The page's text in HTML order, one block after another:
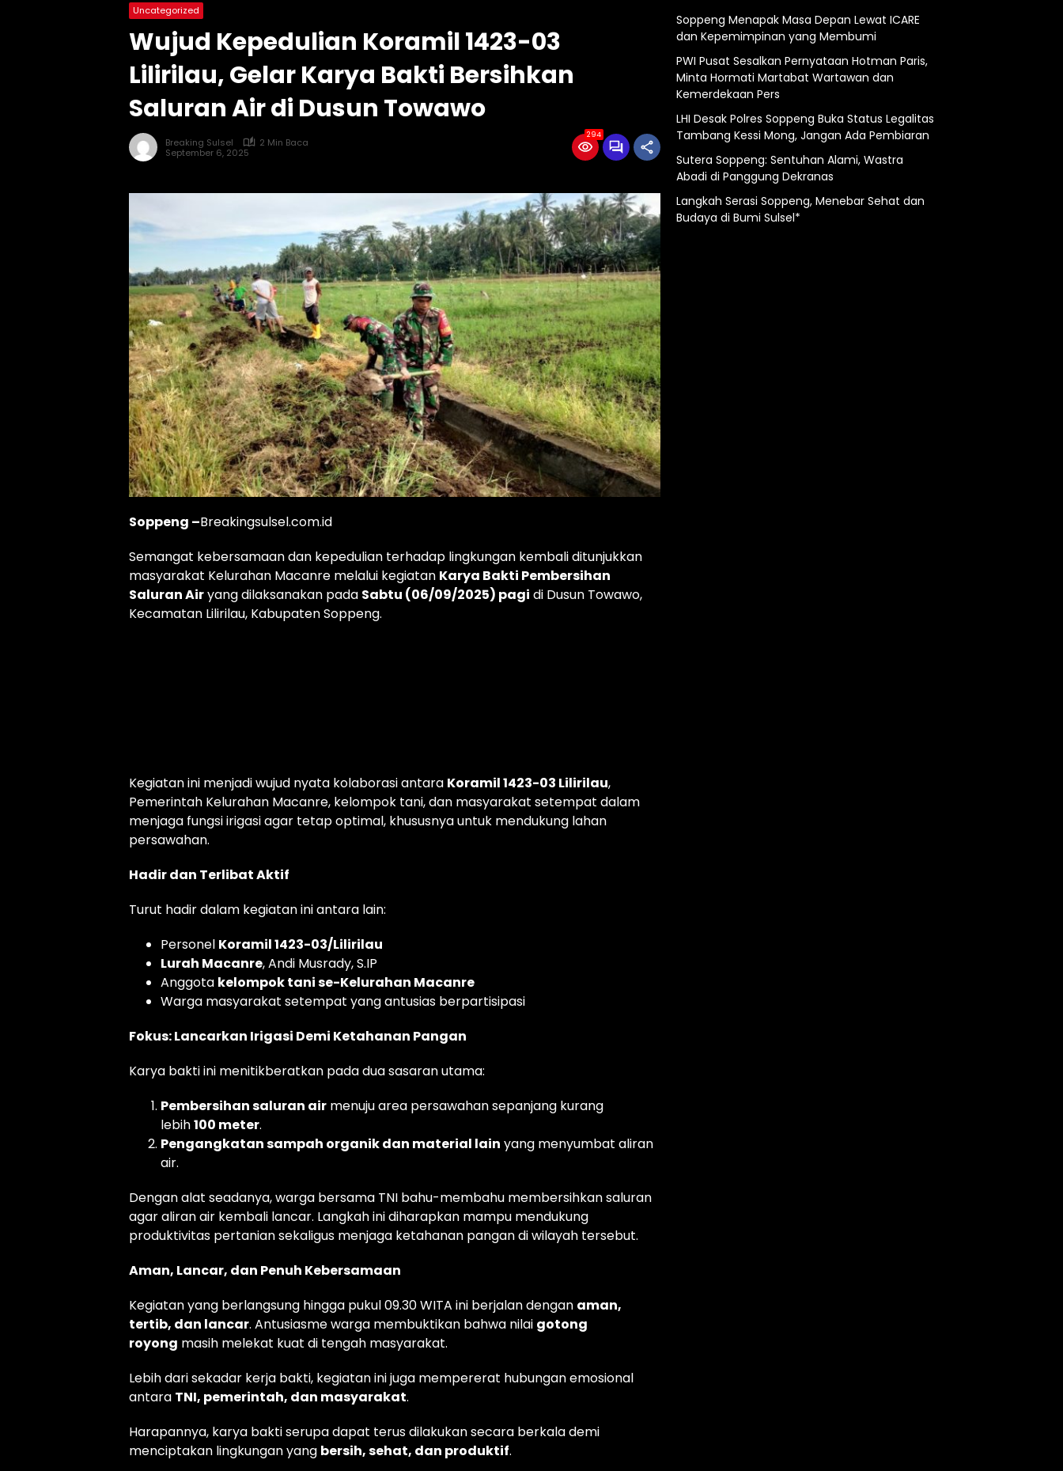
Uncategorized
Wujud Kepedulian Koramil 1423-03
Lilirilau, Gelar Karya Bakti Bersihkan
Saluran Air di Dusun Towawo
Breaking Sulsel
2 Min Baca
September 6, 2025
294
Soppeng –Breakingsulsel.com.id
Semangat kebersamaan dan kepedulian terhadap lingkungan kembali ditunjukkan
masyarakat Kelurahan Macanre melalui kegiatan Karya Bakti Pembersihan
Saluran Airyang dilaksanakan pada Sabtu (06/09/2025) pagi di Dusun Towawo,
Kecamatan Lilirilau, Kabupaten Soppeng.
Kegiatan ini menjadi wujud nyata kolaborasi antara Koramil 1423-03 Lilirilau,
Pemerintah Kelurahan Macanre, kelompok tani, dan masyarakat setempat dalam
menjaga fungsi irigasi agar tetap optimal, khususnya untuk mendukung lahan
persawahan.
Hadir dan Terlibat Aktif
Turut hadir dalam kegiatan ini antara lain:
Personel Koramil 1423-03/Lilirilau
Lurah Macanre, Andi Musrady, S.IP
Anggota kelompok tani se-Kelurahan Macanre
Warga masyarakat setempat yang antusias berpartisipasi
Fokus: Lancarkan Irigasi Demi Ketahanan Pangan
Karya bakti ini menitikberatkan pada dua sasaran utama:
Pembersihan saluran air menuju area persawahan sepanjang kurang
lebih100 meter.
Pengangkatan sampah organik dan material lain yang menyumbat aliran
air.
Dengan alat seadanya, warga bersama TNI bahu-membahu membersihkan saluran
agar aliran air kembali lancar. Langkah ini diharapkan mampu mendukung
produktivitas pertanian sekaligus menjaga ketahanan pangan di wilayah tersebut.
Aman, Lancar, dan Penuh Kebersamaan
Kegiatan yang berlangsung hingga pukul 09.30 WITA ini berjalan dengan aman,
tertib, dan lancar. Antusiasme warga membuktikan bahwa nilai gotong
royong masih melekat kuat di tengah masyarakat.
Lebih dari sekadar kerja bakti, kegiatan ini juga mempererat hubungan emosional
antara TNI, pemerintah, dan masyarakat.
Harapannya, karya bakti serupa dapat terus dilakukan secara berkala demi
menciptakan lingkungan yang bersih, sehat, dan produktif.
Soppeng Menapak Masa Depan Lewat ICARE
dan Kepemimpinan yang Membumi
PWI Pusat Sesalkan Pernyataan Hotman Paris,
Minta Hormati Martabat Wartawan dan
Kemerdekaan Pers
LHI Desak Polres Soppeng Buka Status Legalitas
Tambang Kessi Mong, Jangan Ada Pembiaran
Sutera Soppeng: Sentuhan Alami, Wastra
Abadi di Panggung Dekranas
Langkah Serasi Soppeng, Menebar Sehat dan
Budaya di Bumi Sulsel*